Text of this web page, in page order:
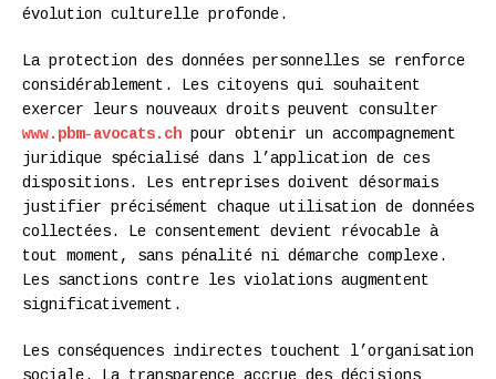
évolution culturelle profonde.
La protection des données personnelles se renforce
considérablement. Les citoyens qui souhaitent
exercer leurs nouveaux droits peuvent consulter
www.pbm-avocats.ch pour obtenir un accompagnement
juridique spécialisé dans l’application de ces
dispositions. Les entreprises doivent désormais
justifier précisément chaque utilisation de données
collectées. Le consentement devient révocable à
tout moment, sans pénalité ni démarche complexe.
Les sanctions contre les violations augmentent
significativement.
Les conséquences indirectes touchent l’organisation
sociale. La transparence accrue des décisions